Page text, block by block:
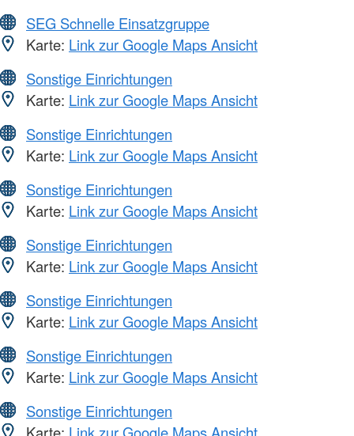
SEG Schnelle Einsatzgruppe
Karte: Link zur Google Maps Ansicht
Sonstige Einrichtungen
Karte: Link zur Google Maps Ansicht
Sonstige Einrichtungen
Karte: Link zur Google Maps Ansicht
Sonstige Einrichtungen
Karte: Link zur Google Maps Ansicht
Sonstige Einrichtungen
Karte: Link zur Google Maps Ansicht
Sonstige Einrichtungen
Karte: Link zur Google Maps Ansicht
Sonstige Einrichtungen
Karte: Link zur Google Maps Ansicht
Sonstige Einrichtungen
Karte: Link zur Google Maps Ansicht